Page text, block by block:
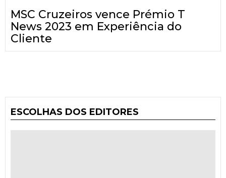
MSC Cruzeiros vence Prémio T
News 2023 em Experiência do
Cliente
ESCOLHAS DOS EDITORES